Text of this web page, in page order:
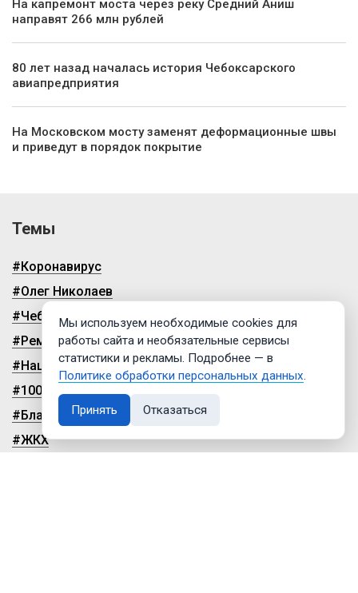
На капремонт моста через реку Средний Аниш
направят 266 млн рублей
80 лет назад началась история Чебоксарского
авиапредприятия
На Московском мосту заменят деформационные швы
и приведут в порядок покрытие
Темы
#Коронавирус
#Олег Николаев
#Чебоксары
#Ремонт дорог
#Нацпроекты
#100-летие чувашской автономии
#Благоустройство
#ЖКХ
Мы используем необходимые cookies для
работы сайта и необязательные сервисы
статистики и рекламы. Подробнее — в
Политике обработки персональных данных.
Принять Отказаться